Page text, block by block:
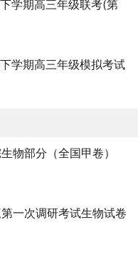
学期高三年级联考(第
学期高三年级模拟考试
物部分（全国甲卷）
一次调研考试生物试卷